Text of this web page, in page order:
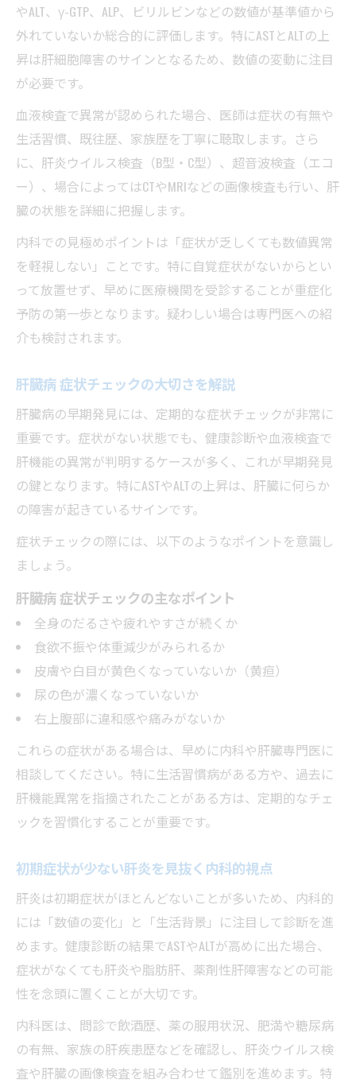
やALT、γ-GTP、ALP、ビリルビンなどの数値が基準値から
外れていないか総合的に評価します。特にASTとALTの上
昇は肝細胞障害のサインとなるため、数値の変動に注目
が必要です。
血液検査で異常が認められた場合、医師は症状の有無や
生活習慣、既往歴、家族歴を丁寧に聴取します。さら
に、肝炎ウイルス検査（B型・C型）、超音波検査（エコ
ー）、場合によってはCTやMRIなどの画像検査も行い、肝
臓の状態を詳細に把握します。
内科での見極めポイントは「症状が乏しくても数値異常
を軽視しない」ことです。特に自覚症状がないからとい
って放置せず、早めに医療機関を受診することが重症化
予防の第一歩となります。疑わしい場合は専門医への紹
介も検討されます。
肝臓病 症状チェックの大切さを解説
肝臓病の早期発見には、定期的な症状チェックが非常に
重要です。症状がない状態でも、健康診断や血液検査で
肝機能の異常が判明するケースが多く、これが早期発見
の鍵となります。特にASTやALTの上昇は、肝臓に何らか
の障害が起きているサインです。
症状チェックの際には、以下のようなポイントを意識し
ましょう。
肝臓病 症状チェックの主なポイント
全身のだるさや疲れやすさが続くか
食欲不振や体重減少がみられるか
皮膚や白目が黄色くなっていないか（黄疸）
尿の色が濃くなっていないか
右上腹部に違和感や痛みがないか
これらの症状がある場合は、早めに内科や肝臓専門医に
相談してください。特に生活習慣病がある方や、過去に
肝機能異常を指摘されたことがある方は、定期的なチェ
ックを習慣化することが重要です。
初期症状が少ない肝炎を見抜く内科的視点
肝炎は初期症状がほとんどないことが多いため、内科的
には「数値の変化」と「生活背景」に注目して診断を進
めます。健康診断の結果でASTやALTが高めに出た場合、
症状がなくても肝炎や脂肪肝、薬剤性肝障害などの可能
性を念頭に置くことが大切です。
内科医は、問診で飲酒歴、薬の服用状況、肥満や糖尿病
の有無、家族の肝疾患歴などを確認し、肝炎ウイルス検
査や肝臓の画像検査を組み合わせて鑑別を進めます。特